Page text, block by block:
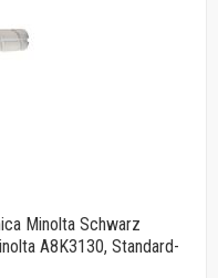
Minolta Schwarz
A8K3130, Standard-